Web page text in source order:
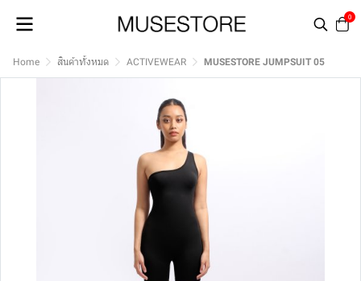
0
Home สินค้าทั้งหมด ACTIVEWEAR MUSESTORE JUMPSUIT 05